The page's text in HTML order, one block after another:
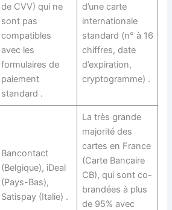
de CVV) qui ne
sont pas
compatibles
avec les
formulaires de
paiement
standard .
d’une carte
internationale
standard (n° à 16
chiffres, date
d’expiration,
cryptogramme) .
Bancontact
(Belgique), iDeal
(Pays-Bas),
Satispay (Italie) .
La très grande
majorité des
cartes en France
(Carte Bancaire
CB), qui sont co-
brandées à plus
de 95% avec